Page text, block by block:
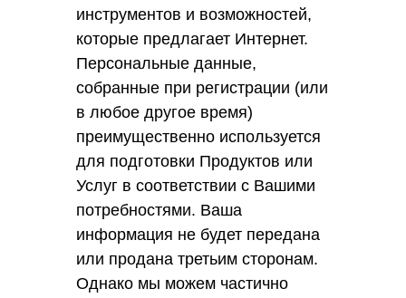
инструментов и возможностей,
которые предлагает Интернет.
Персональные данные,
собранные при регистрации (или
в любое другое время)
преимущественно используется
для подготовки Продуктов или
Услуг в соответствии с Вашими
потребностями. Ваша
информация не будет передана
или продана третьим сторонам.
Однако мы можем частично